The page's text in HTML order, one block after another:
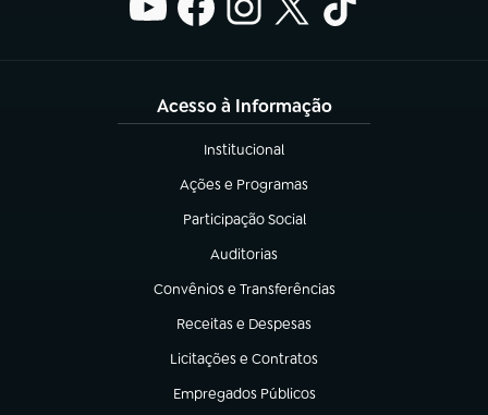
Acesso à Informação
Institucional
(abre em nova aba)
Ações e Programas
(abre em nova aba)
Participação Social
(abre em nova aba)
Auditorias
(abre em nova aba)
Convênios e Transferências
(abre em nova aba)
Receitas e Despesas
(abre em nova aba)
Licitações e Contratos
(abre em nova aba)
Empregados Públicos
(abre em nova aba)